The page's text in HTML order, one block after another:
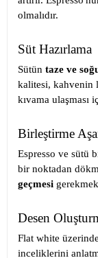
olmalıdır.
Süt Hazırlama
Sütün taze ve
kalitesi, kahvenin
kıvama ulaşması
Birleştirme
Espresso ve sütü
bir noktadan
geçmesi
Desen
Flat white
inceliklerini